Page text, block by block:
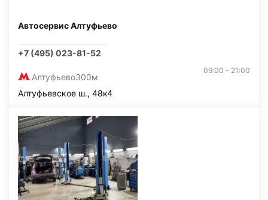
Автосервис Алтуфьево
+7 (495) 023-81-52
Алтуфьево300м
09:00 - 21:00
Алтуфьевское ш., 48к4